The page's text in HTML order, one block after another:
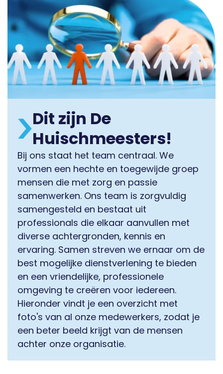
Dit zijn De
Huischmeesters!
Bij ons staat het team centraal. We
vormen een hechte en toegewijde groep
mensen die met zorg en passie
samenwerken. Ons team is zorgvuldig
samengesteld en bestaat uit
professionals die elkaar aanvullen met
diverse achtergronden, kennis en
ervaring. Samen streven we ernaar om de
best mogelijke dienstverlening te bieden
en een vriendelijke, professionele
omgeving te creëren voor iedereen.
Hieronder vindt je een overzicht met
foto's van al onze medewerkers, zodat je
een beter beeld krijgt van de mensen
achter onze organisatie.